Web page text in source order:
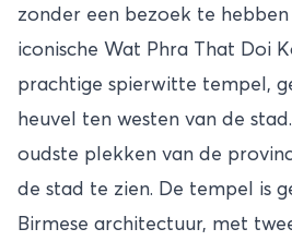
zonder een bezoek te
iconische Wat Phra That Doi
prachtige spierwitte tempel,
heuvel ten westen van de
oudste plekken van de
de stad te zien. De tempel is
Birmese architectuur, met